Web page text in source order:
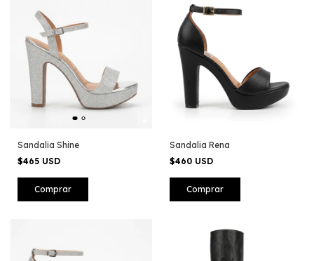
Sandalia Shine
$465 USD
Comprar
Sandalia Rena
$460 USD
Comprar